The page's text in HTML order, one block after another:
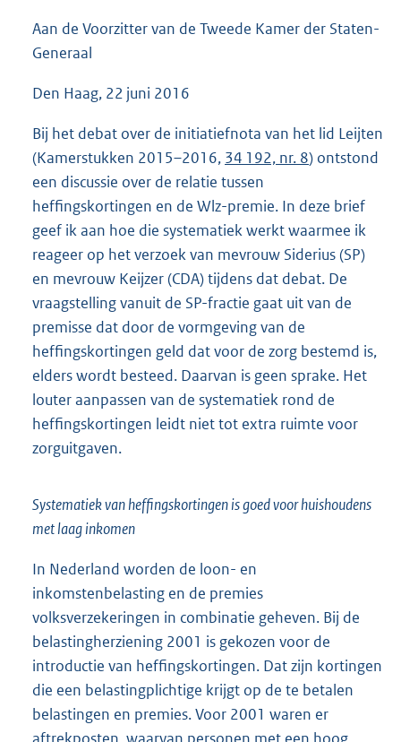
Aan de Voorzitter van de Tweede Kamer der Staten-
Generaal
Den Haag, 22 juni 2016
Bij het debat over de initiatiefnota van het lid Leijten
(Kamerstukken 2015–2016, 34 192, nr. 8) ontstond
een discussie over de relatie tussen
heffingskortingen en de Wlz-premie. In deze brief
geef ik aan hoe die systematiek werkt waarmee ik
reageer op het verzoek van mevrouw Siderius (SP)
en mevrouw Keijzer (CDA) tijdens dat debat. De
vraagstelling vanuit de SP-fractie gaat uit van de
premisse dat door de vormgeving van de
heffingskortingen geld dat voor de zorg bestemd is,
elders wordt besteed. Daarvan is geen sprake. Het
louter aanpassen van de systematiek rond de
heffingskortingen leidt niet tot extra ruimte voor
zorguitgaven.
Systematiek van heffingskortingen is goed voor huishoudens
met laag inkomen
In Nederland worden de loon- en
inkomstenbelasting en de premies
volksverzekeringen in combinatie geheven. Bij de
belastingherziening 2001 is gekozen voor de
introductie van heffingskortingen. Dat zijn kortingen
die een belastingplichtige krijgt op de te betalen
belastingen en premies. Voor 2001 waren er